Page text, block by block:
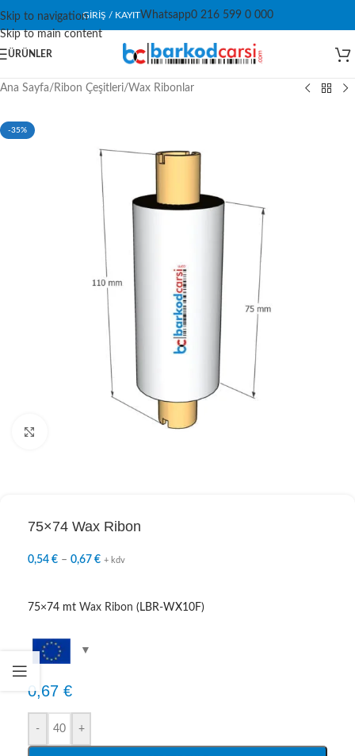
Skip to navigation
Skip to main content
GIRIŞ / KAYITWhatsapp0 216 599 0 000
ÜRÜNLER
Ana Sayfa/ Ribon Çeşitleri/Wax Ribonlar
-35%
75×74 Wax Ribon
0,54 € – 0,67 € + kdv
75×74 mt Wax Ribon (LBR-WX10F)
0,67 €
- +